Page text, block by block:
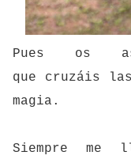
Pues os
que cruzáis
magia.
Siempre me